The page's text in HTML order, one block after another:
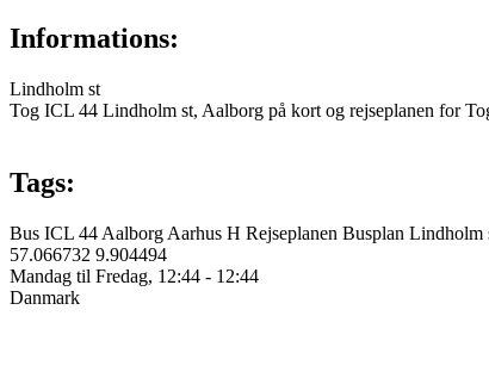
Informations:
Lindholm st
Tog ICL 44 Lindholm st, Aalborg på kort og rejseplanen for
Tags:
Bus ICL 44 Aalborg Aarhus H Rejseplanen Busplan Lindholm
57.066732 9.904494
Mandag til Fredag, 12:44 - 12:44
Danmark